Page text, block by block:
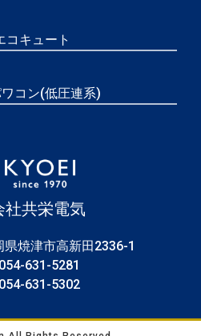
コキュート
コン(低圧連系)
社共栄電気
焼津市高新田2336-1
631-5281
631-5302